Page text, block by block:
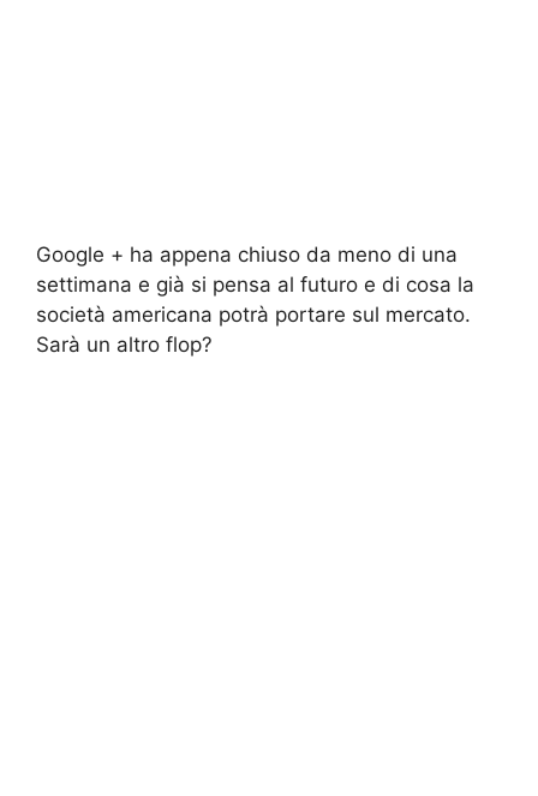
Google + ha appena chiuso da meno di una
settimana e già si pensa al futuro e di cosa la
società americana potrà portare sul mercato.
Sarà un altro flop?